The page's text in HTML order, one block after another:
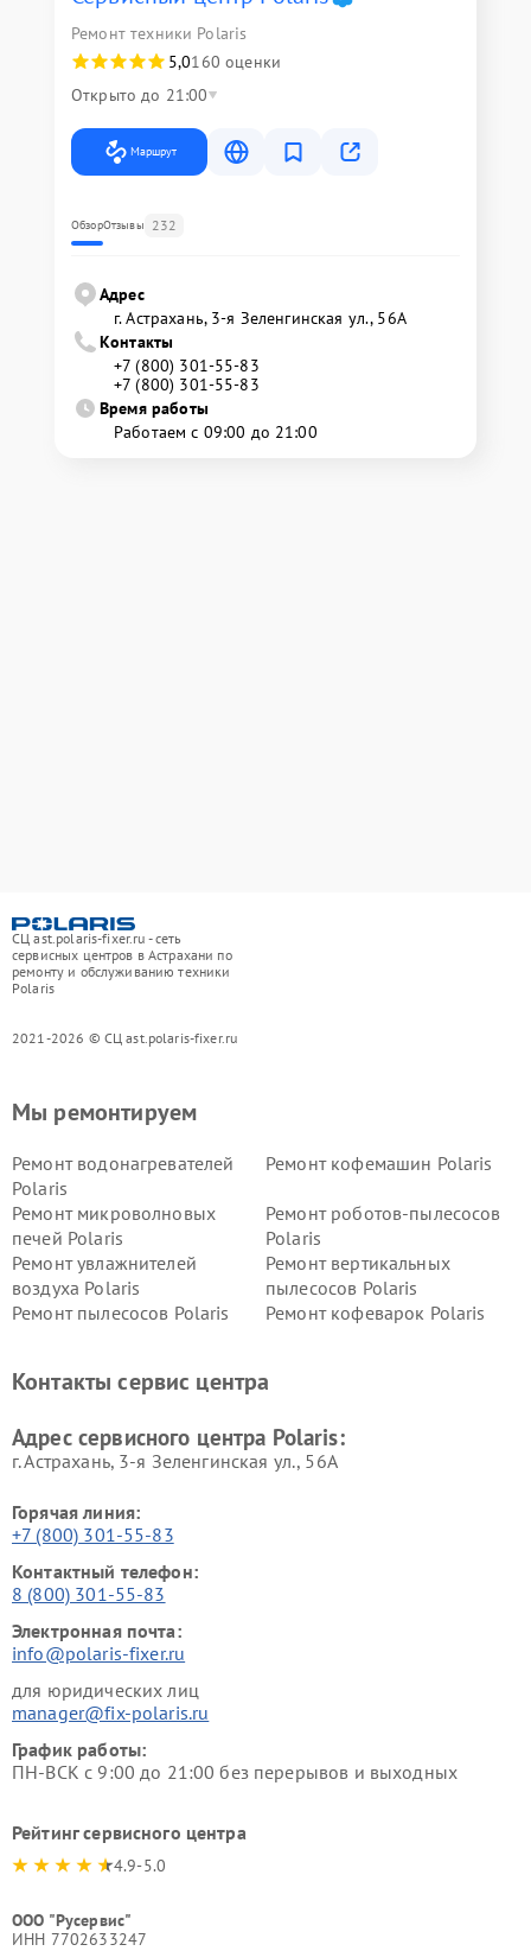
Ремонт техники Polaris
5,0160 оценки
Открыто до 21:00
Маршрут
ОбзорОтзывы 232
Адрес
г. Астрахань, 3-я Зеленгинская ул., 56А
Контакты
+7 (800) 301-55-83
+7 (800) 301-55-83
Время работы
Работаем с 09:00 до 21:00
СЦ ast.polaris-fixer.ru - сеть
сервисных центров в Астрахани по
ремонту и обслуживанию техники
Polaris
2021-2026 © СЦ ast.polaris-fixer.ru
Мы ремонтируем
Ремонт водонагревателей
Polaris
Ремонт кофемашин Polaris
Ремонт микроволновых
печей Polaris
Ремонт роботов-пылесосов
Polaris
Ремонт увлажнителей
воздуха Polaris
Ремонт вертикальных
пылесосов Polaris
Ремонт пылесосов Polaris
Ремонт кофеварок Polaris
Контакты сервис центра
Адрес сервисного центра Polaris:
г. Астрахань, 3-я Зеленгинская ул., 56А
Горячая линия:
+7 (800) 301-55-83
Контактный телефон:
8 (800) 301-55-83
Электронная почта:
info@polaris-fixer.ru
для юридических лиц
manager@fix-polaris.ru
График работы:
ПН-ВСК с 9:00 до 21:00 без перерывов и выходных
Рейтинг сервисного центра
4.9-5.0
ООО "Русервис"
ИНН 7702633247